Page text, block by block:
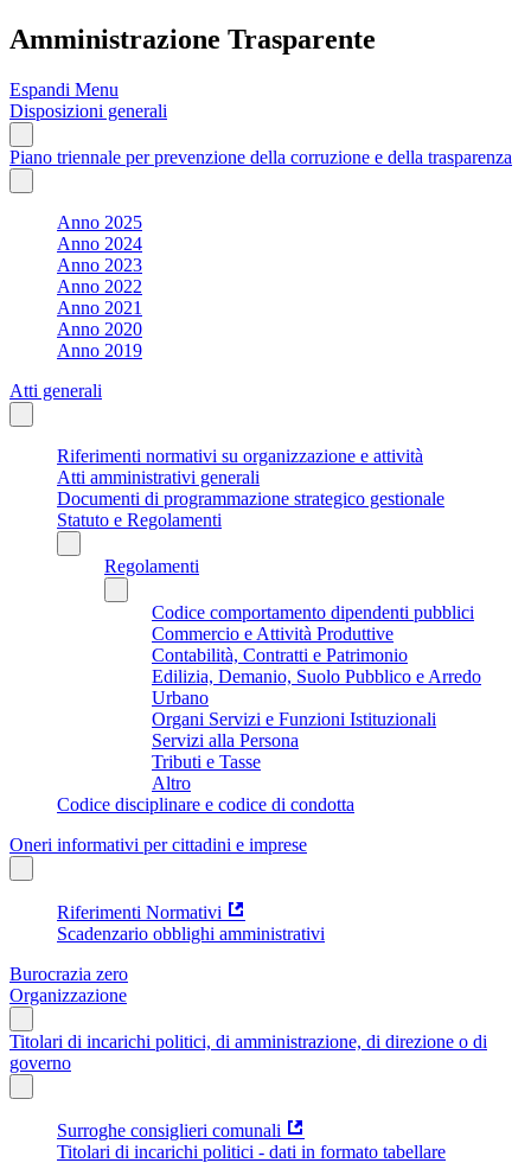
Amministrazione Trasparente
Espandi Menu
Disposizioni generali
Piano triennale per prevenzione della corruzione e della trasparenza
Anno 2025
Anno 2024
Anno 2023
Anno 2022
Anno 2021
Anno 2020
Anno 2019
Atti generali
Riferimenti normativi su organizzazione e attività
Atti amministrativi generali
Documenti di programmazione strategico gestionale
Statuto e Regolamenti
Regolamenti
Codice comportamento dipendenti pubblici
Commercio e Attività Produttive
Contabilità, Contratti e Patrimonio
Edilizia, Demanio, Suolo Pubblico e Arredo
Urbano
Organi Servizi e Funzioni Istituzionali
Servizi alla Persona
Tributi e Tasse
Altro
Codice disciplinare e codice di condotta
Oneri informativi per cittadini e imprese
Riferimenti Normativi
Scadenzario obblighi amministrativi
Burocrazia zero
Organizzazione
Titolari di incarichi politici, di amministrazione, di direzione o di
governo
Surroghe consiglieri comunali
Titolari di incarichi politici - dati in formato tabellare